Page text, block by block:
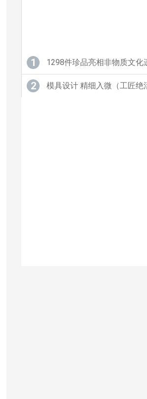
1 1298件珍品亮相非物质文化
2 模具设计 精细入微（工匠绝